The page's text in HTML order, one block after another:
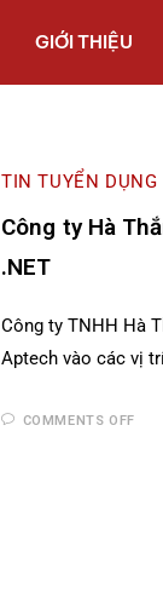
GIỚI THIỆU
TIN TUYỂN DỤNG
Công ty Hà
.NET
Công ty TNHH Hà
Aptech vào các vị
COMMENTS OFF